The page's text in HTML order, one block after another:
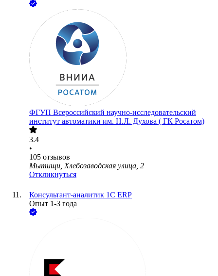
ФГУП Всероссийский научно-исследовательский
институт автоматики им. Н.Л. Духова ( ГК Росатом)
3.4
•
105 отзывов
Мытищи, Хлебозаводская улица, 2
Откликнуться
Консультант-аналитик 1С ERP
Опыт 1-3 года